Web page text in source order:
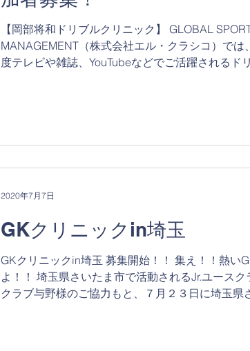
【岡部将和ドリブルクリニック】 GLOBAL
MANAGEMENT（株式会社エル・クラシコ）では
度テレビや雑誌、YouTubeなどでご活躍されるド
GKクリニックin埼玉
GKクリニックin埼玉 募集開始！！ 集え！！熱い
よ！！ 埼玉県さいたま市で活動されるJr.ユース
クラブ与野様のご協力もと、７月２３日に埼玉県
2020年7月7日